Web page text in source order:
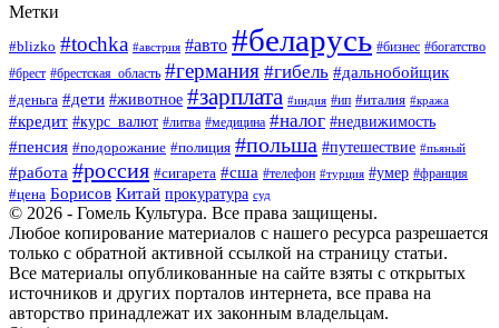
Метки
#blizko #tochka #австрия #авто #беларусь #бизнес #богатство
#брест #брестская_область #германия #гибель #дальнобойщик
#деньга #дети #животное #зарплата #индия #ип #италия #кража
#кредит #курс_валют #литва #медицина #налог #недвижимость
#пенсия #подорожание #полиция #польша #путешествие #пьяный
#работа #россия #сигарета #сша #телефон #турция #умер #франция
#цена Борисов Китай прокуратура суд
© 2026 - Гомель Культура. Все права защищены.
Любое копирование материалов с нашего ресурса разрешается
только с обратной активной ссылкой на страницу статьи.
Все материалы опубликованные на сайте взяты с открытых
источников и других порталов интернета, все права на
авторство принадлежат их законным владельцам.